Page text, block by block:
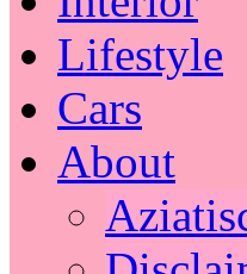
Lifestyle
Cars
About